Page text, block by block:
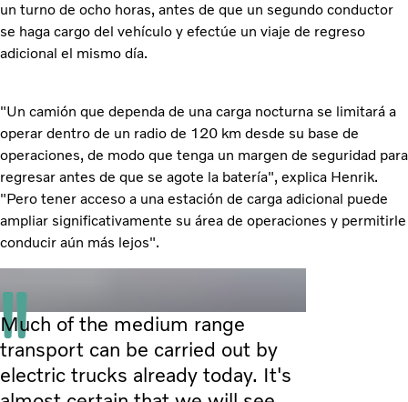
un turno de ocho horas, antes de que un segundo conductor
se haga cargo del vehículo y efectúe un viaje de regreso
adicional el mismo día.
"Un camión que dependa de una carga nocturna se limitará a
operar dentro de un radio de 120 km desde su base de
operaciones, de modo que tenga un margen de seguridad para
regresar antes de que se agote la batería", explica Henrik.
"Pero tener acceso a una estación de carga adicional puede
ampliar significativamente su área de operaciones y permitirle
conducir aún más lejos".
Much of the medium range
transport can be carried out by
electric trucks already today. It's